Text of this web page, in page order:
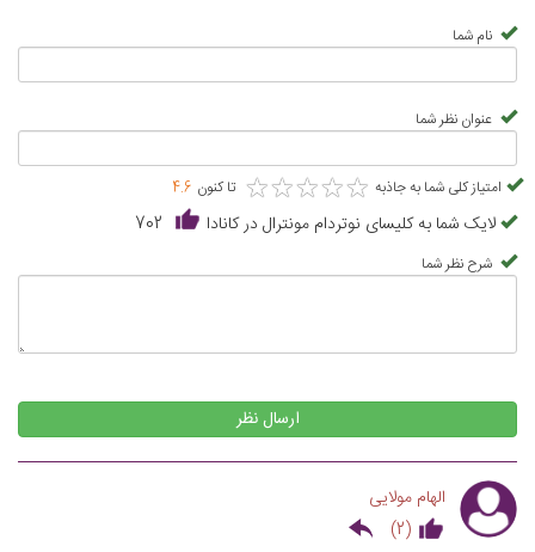
نام شما
عنوان نظر شما
امتیاز کلی شما به جاذبه ★★★★★
★★★★★ تا کنون 4.6
لایک شما به کلیسای نوتردام مونترال در کانادا 702
شرح نظر شما
ارسال نظر
الهام مولایی
(
2
)